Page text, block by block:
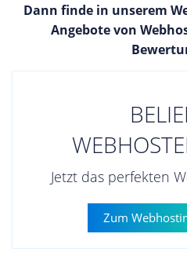
Dann finde in unserem
Angebote von
Jetzt das perfekten
Zum